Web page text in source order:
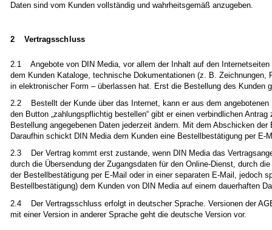
Daten sind vom Kunden vollständig und wahrheitsgemäß anzugeben.
2 Vertragsschluss
2.1 Angebote von DIN Media, vor allem der Inhalt auf den
dem Kunden Kataloge, technische Dokumentationen (z. B.
in elektronischer Form – überlassen hat. Erst die Bestellung des Kunden
2.2 Bestellt der Kunde über das Internet, kann er aus dem angebotenen
den Button „zahlungspflichtig bestellen“ gibt er einen verbindlichen
Bestellung angegebenen Daten jederzeit ändern. Mit dem Abschicken
Daraufhin schickt DIN Media dem Kunden eine Bestellbestätigung per
2.3 Der Vertrag kommt erst zustande, wenn DIN Media das
durch die Übersendung der Zugangsdaten für den Online-Dienst, durch
der Bestellbestätigung per E-Mail oder in einer separaten E-Mail, jedoch
Bestellbestätigung) dem Kunden von DIN Media auf einem dauerhaften
2.4 Der Vertragsschluss erfolgt in deutscher Sprache. Versionen der
mit einer Version in anderer Sprache geht die deutsche Version vor.